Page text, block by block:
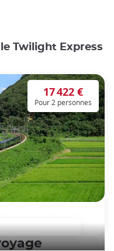
Twilight Express
17 422 €
Pour 2 personnes